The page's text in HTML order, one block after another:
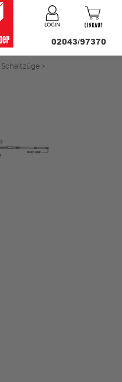
02043/97370
Schaltzüge >